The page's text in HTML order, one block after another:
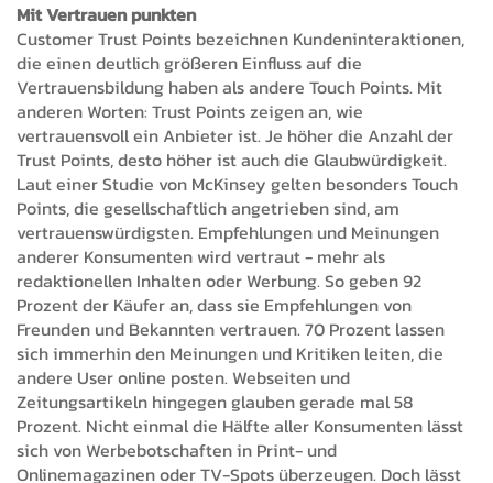
Mit Vertrauen punkten
Customer Trust Points bezeichnen Kundeninteraktionen,
die einen deutlich größeren Einfluss auf die
Vertrauensbildung haben als andere Touch Points. Mit
anderen Worten: Trust Points zeigen an, wie
vertrauensvoll ein Anbieter ist. Je höher die Anzahl der
Trust Points, desto höher ist auch die Glaubwürdigkeit.
Laut einer Studie von McKinsey gelten besonders Touch
Points, die gesellschaftlich angetrieben sind, am
vertrauenswürdigsten. Empfehlungen und Meinungen
anderer Konsumenten wird vertraut - mehr als
redaktionellen Inhalten oder Werbung. So geben 92
Prozent der Käufer an, dass sie Empfehlungen von
Freunden und Bekannten vertrauen. 70 Prozent lassen
sich immerhin den Meinungen und Kritiken leiten, die
andere User online posten. Webseiten und
Zeitungsartikeln hingegen glauben gerade mal 58
Prozent. Nicht einmal die Hälfte aller Konsumenten lässt
sich von Werbebotschaften in Print- und
Onlinemagazinen oder TV-Spots überzeugen. Doch lässt